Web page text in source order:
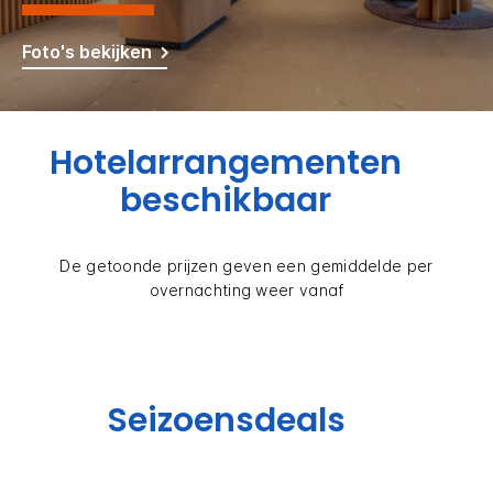
Foto's bekijken
Hotelarrangementen
beschikbaar
De getoonde prijzen geven een gemiddelde per
overnachting weer vanaf
Seizoensdeals